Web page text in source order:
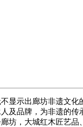
示出廊坊非遗文化
及品牌，为非遗的
坊，大城红木匠艺